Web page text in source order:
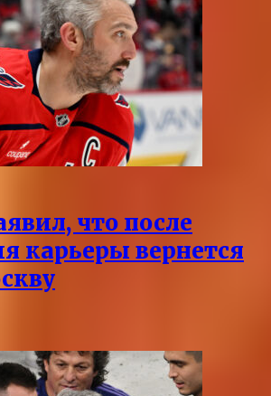
что после
карьеры вернется